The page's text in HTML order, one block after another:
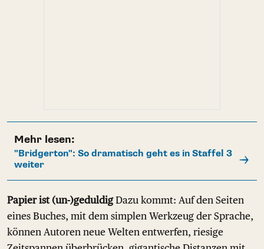
Mehr lesen:
"Bridgerton": So dramatisch geht es in Staffel 3
weiter
Papier ist (un-)geduldigDazu kommt: Auf den Seiten
eines Buches, mit dem simplen Werkzeug der Sprache,
können Autoren neue Welten entwerfen, riesige